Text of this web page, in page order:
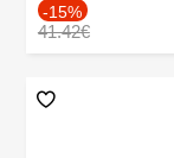
-15%
41.42€